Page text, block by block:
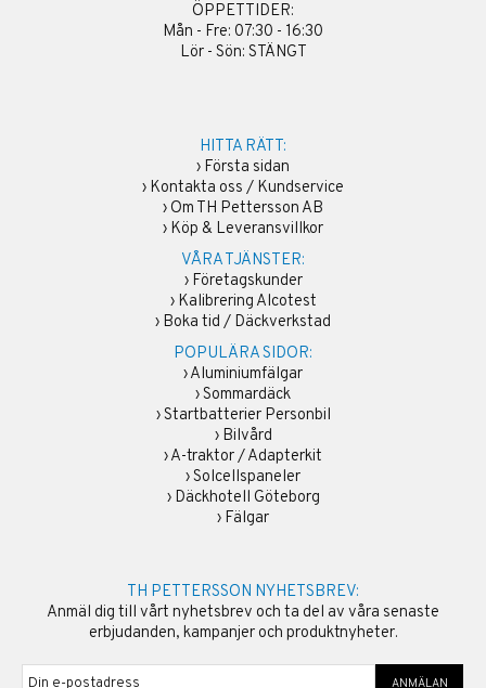
ÖPPETTIDER:
Mån - Fre: 07:30 - 16:30
Lör - Sön: STÄNGT
HITTA RÄTT:
› Första sidan
› Kontakta oss / Kundservice
› Om TH Pettersson AB
› Köp & Leveransvillkor
VÅRA TJÄNSTER:
› Företagskunder
› Kalibrering Alcotest
› Boka tid / Däckverkstad
POPULÄRA SIDOR:
›Aluminiumfälgar
›Sommardäck
›Startbatterier Personbil
› Bilvård
›A-traktor / Adapterkit
›Solcellspaneler
› Däckhotell Göteborg
› Fälgar
TH PETTERSSON NYHETSBREV:
Anmäl dig till vårt nyhetsbrev och ta del av våra senaste
erbjudanden, kampanjer och produktnyheter.
ANMÄLAN